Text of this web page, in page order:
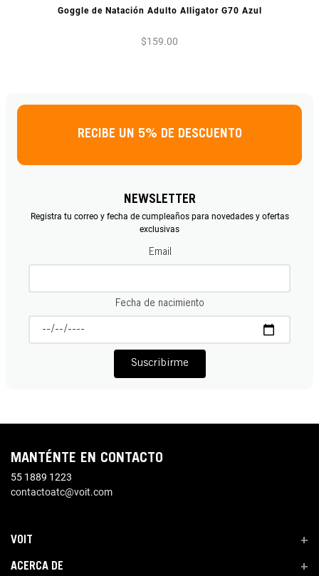
VISTA PREVIA
Goggle de Natación Adulto Alligator G70 Azul
$159.00
RECIBE UN 5% DE DESCUENTO
NEWSLETTER
Registra tu correo y fecha de cumpleaños para novedades y ofertas
exclusivas
Email
Fecha de nacimiento
Suscribirme
MANTÉNTE EN CONTACTO
55 1889 1223
contactoatc@voit.com
VOIT +
ACERCA DE +